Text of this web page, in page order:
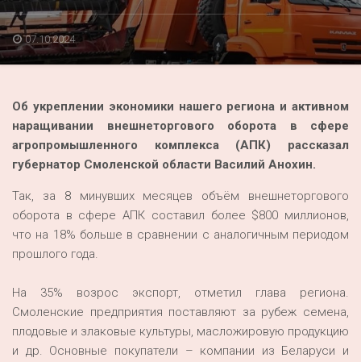
Национальные проекты
Память
Перепись — 2020
07.10.2024
Об укреплении экономики нашего региона и активном
наращивании внешнеторгового оборота в сфере
агропромышленного комплекса (АПК) рассказал
губернатор Смоленской области Василий Анохин.
Так, за 8 минувших месяцев объём внешнеторгового
оборота в сфере АПК составил более $800 миллионов,
что на 18% больше в сравнении с аналогичным периодом
прошлого года.
На 35% возрос экспорт, отметил глава региона.
Смоленские предприятия поставляют за рубеж семена,
плодовые и злаковые культуры, масложировую продукцию
и др. Основные покупатели – компании из Беларуси и